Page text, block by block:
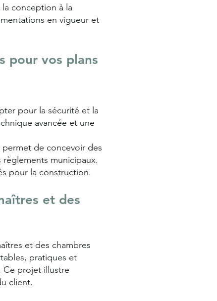
conception à la
en vigueur et
pour vos plans
pour la sécurité et la
avancée et une
de concevoir des
municipaux.
pour la construction.
et des
et des chambres
pratiques et
Ce projet illustre
client.